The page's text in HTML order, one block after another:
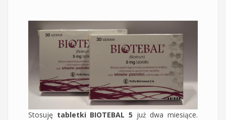
Stosuję tabletki BIOTEBAL 5 już dwa miesiące.